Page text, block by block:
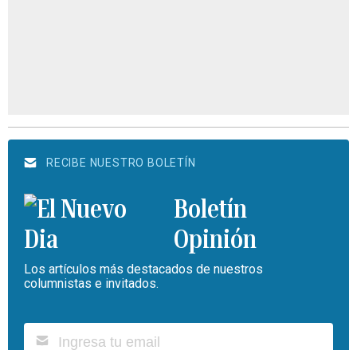
RECIBE NUESTRO BOLETÍN
Boletín
Opinión
Los artículos más destacados de nuestros
columnistas e invitados.